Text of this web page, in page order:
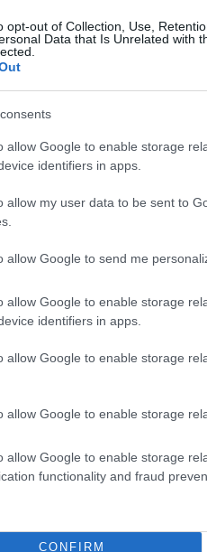
opt-out of Collection, Use,
Data that Is Unrelated with
allow Google to enable storage
identifiers in apps.
allow my user data to be sent to
allow Google to send me
allow Google to enable storage
identifiers in apps.
allow Google to enable storage
allow Google to enable storage
allow Google to enable storage
functionality and fraud
CONFIRM